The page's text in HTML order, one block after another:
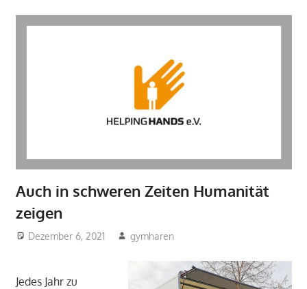
Auch in schweren Zeiten Humanität
zeigen
Dezember 6, 2021 gymharen
Jedes Jahr zu